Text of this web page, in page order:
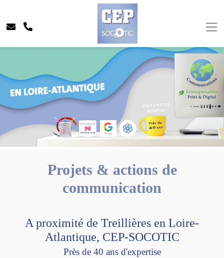
Projets & actions de
communication
A proximité de Treillières en Loire-
Atlantique, CEP-SOCOTIC
Près de 40 ans d'expertise